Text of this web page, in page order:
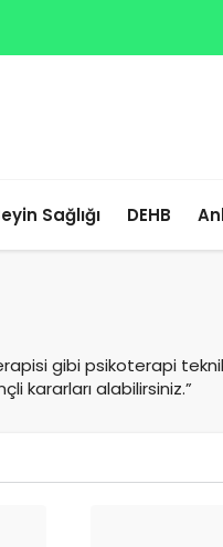
Sağlığı DEHB
gibi psikoterapi
kararları alabilirsiniz.”